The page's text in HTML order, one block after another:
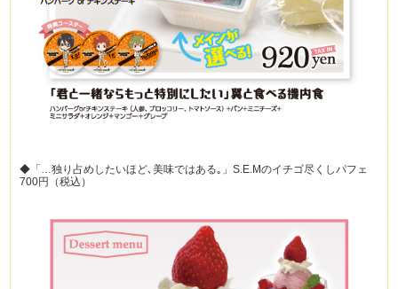
◆「…独り占めしたいほど､美味ではある｡」S.E.Mのイチゴ尽くしパフェ
700円（税込）